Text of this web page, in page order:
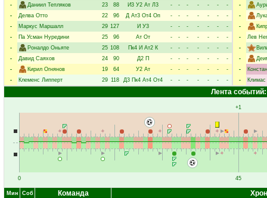
-
Даниил Тепляков 23 88 И3 У2 Ат Л3 - - - - - -
-
-
Делва Отто 22 96 Д Ат3 От4 Оп - - - - - -
-
-
Маркус Маршалл 29 127 И У3 - - - - - -
-
-
Па Усман Нуредини 25 96 Ат От - - - - - -
-
-
Роналдо Оньяте 25 108 Пк4 И Ат2 К - - - - - -
-
-
Давид Саяхов 24 90 Д2 П - - - - - -
-
-
Кирил Огнянов 19 64 У2 Ат - - - - - -
-
-
Клеменс Липперт 29 118 Д3 Пк4 Ат4 От4 - - - - - - -
-
-
-
-
Лев
-
-
-
-
Климас
Лента событий:
0
+1
45
Мин Соб Команда